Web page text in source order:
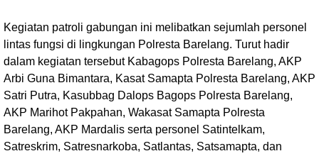
Kegiatan patroli gabungan ini melibatkan sejumlah personel
lintas fungsi di lingkungan Polresta Barelang. Turut hadir
dalam kegiatan tersebut Kabagops Polresta Barelang, AKP
Arbi Guna Bimantara, Kasat Samapta Polresta Barelang, AKP
Satri Putra, Kasubbag Dalops Bagops Polresta Barelang,
AKP Marihot Pakpahan, Wakasat Samapta Polresta
Barelang, AKP Mardalis serta personel Satintelkam,
Satreskrim, Satresnarkoba, Satlantas, Satsamapta, dan